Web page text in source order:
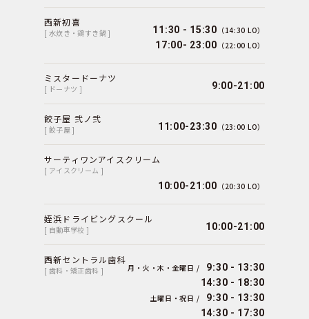
西新初喜
[ 水炊き・鶏すき鍋 ] 11:30 - 15:30 （14:30 LO）
17:00- 23:00 （22:00 LO）
ミスタードーナツ
[ ドーナツ ] 9:00-21:00
餃子屋 弐ノ弐
[ 餃子屋 ] 11:00-23:30 （23:00 LO）
サーティワンアイスクリーム
[ アイスクリーム ]
10:00-21:00 （20:30 LO）
姪浜ドライビングスクール
[ 自動車学校 ] 10:00-21:00
西新セントラル歯科
[ 歯科・矯正歯科 ] 月・火・木・金曜日 /
9:30 - 13:30
14:30 - 18:30
土曜日・祝日 /
9:30 - 13:30
14:30 - 17:30